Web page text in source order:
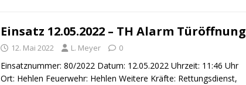
Einsatz 12.05.2022 – TH Alarm Türöffnung
12. Mai 2022 L. Meyer 0
Einsatznummer: 80/2022 Datum: 12.05.2022 Uhrzeit: 11:46 Uhr
Ort: Hehlen Feuerwehr: Hehlen Weitere Kräfte: Rettungsdienst,